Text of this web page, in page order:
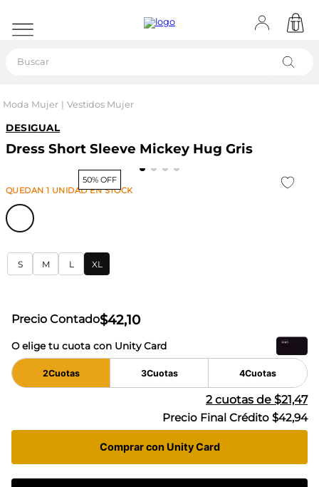
Moda Mujer Vestidos Mujer
DESIGUAL
Dress Short Sleeve Mickey Hug Gris
50% OFF
QUEDAN1 UNIDADEN STOCK
S M L XL
Precio Contado$42,10
O elige tu cuota con Unity Card
2Cuotas 3Cuotas 4Cuotas
2cuotas de $21,47
Precio Final Crédito $42,94
Comprar con Unity Card